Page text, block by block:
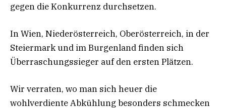
gegen die Konkurrenz durchsetzen.
In Wien, Niederösterreich, Oberösterreich, in der
Steiermark und im Burgenland finden sich
Überraschungssieger auf den ersten Plätzen.
Wir verraten, wo man sich heuer die
wohlverdiente Abkühlung besonders schmecken